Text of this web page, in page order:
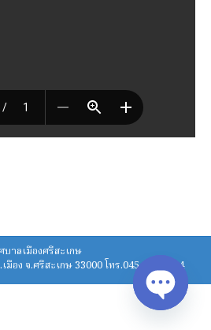
บาลเมืองศรีสะเกษ
มือง จ.ศรีสะเกษ 33000 โทร.045-620211-4